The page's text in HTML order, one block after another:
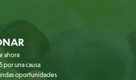
ahora
por una causa
oportunidades